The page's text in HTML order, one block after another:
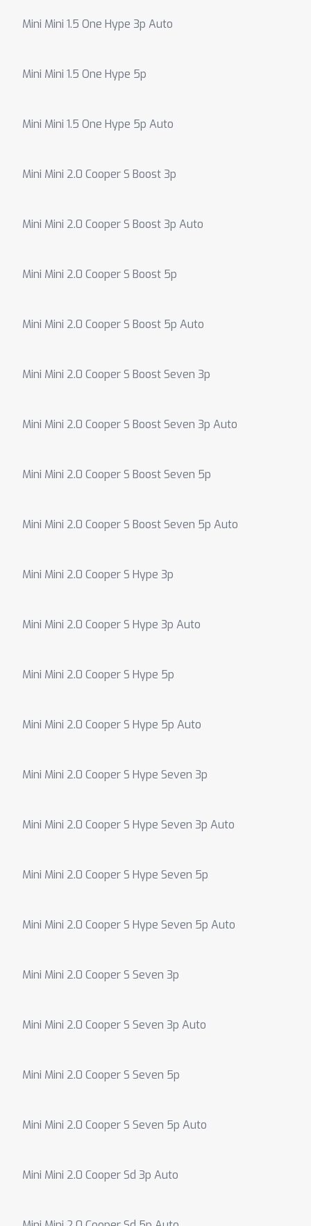
Mini Mini 1.5 One Hype 3p Auto
Mini Mini 1.5 One Hype 5p
Mini Mini 1.5 One Hype 5p Auto
Mini Mini 2.0 Cooper S Boost 3p
Mini Mini 2.0 Cooper S Boost 3p Auto
Mini Mini 2.0 Cooper S Boost 5p
Mini Mini 2.0 Cooper S Boost 5p Auto
Mini Mini 2.0 Cooper S Boost Seven 3p
Mini Mini 2.0 Cooper S Boost Seven 3p Auto
Mini Mini 2.0 Cooper S Boost Seven 5p
Mini Mini 2.0 Cooper S Boost Seven 5p Auto
Mini Mini 2.0 Cooper S Hype 3p
Mini Mini 2.0 Cooper S Hype 3p Auto
Mini Mini 2.0 Cooper S Hype 5p
Mini Mini 2.0 Cooper S Hype 5p Auto
Mini Mini 2.0 Cooper S Hype Seven 3p
Mini Mini 2.0 Cooper S Hype Seven 3p Auto
Mini Mini 2.0 Cooper S Hype Seven 5p
Mini Mini 2.0 Cooper S Hype Seven 5p Auto
Mini Mini 2.0 Cooper S Seven 3p
Mini Mini 2.0 Cooper S Seven 3p Auto
Mini Mini 2.0 Cooper S Seven 5p
Mini Mini 2.0 Cooper S Seven 5p Auto
Mini Mini 2.0 Cooper Sd 3p Auto